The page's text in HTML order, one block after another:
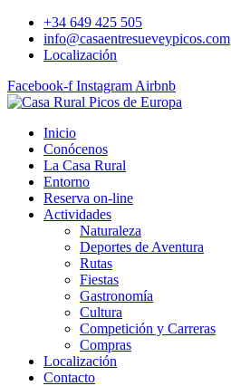
contenido
+34 649 425 505
info@casaentresueveypicos.com
Localización
Facebook-f Instagram Airbnb
Inicio
Conócenos
La Casa Rural
Entorno
Reserva on-line
Actividades
Naturaleza
Deportes de Aventura
Rutas
Fiestas
Gastronomía
Cultura
Competición y Carreras
Compras
Localización
Contacto